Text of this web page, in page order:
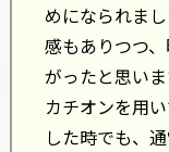
めになられま
感もありつつ
がったと思い
カチオンを用
した時でも、